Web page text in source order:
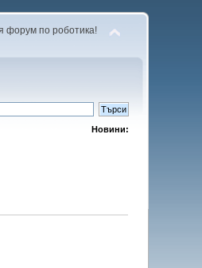
форум по роботика!
Новини: